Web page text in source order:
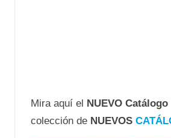
Mira aquí el NUEVO Catálogo
colección de NUEVOS